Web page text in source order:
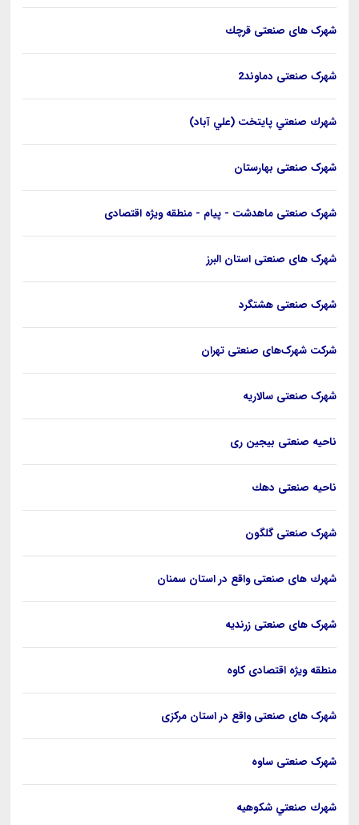
شهرک های صنعتی قرچك
شهرک صنعتی دماوند2
شهرك صنعتي پایتخت (علي آباد)
شهرک صنعتی بهارستان
شهرک صنعتی ماهدشت - پیام - منطقه ویژه اقتصادی
شهرک های صنعتی استان البرز
شهرک صنعتی هشتگرد
شرکت شهرک‌های صنعتی تهران
شهرک صنعتی سالاريه
ناحیه صنعتی بيجين ری
ناحيه صنعتی دهك
شهرک صنعتی گلگون
شهرك های صنعتی واقع در استان سمنان
شهرک های صنعتی زرنديه
منطقه ویژه اقتصادی کاوه
شهرک های صنعتی واقع در استان مرکزی
شهرک صنعتی ساوه
شهرك صنعتي شكوهيه